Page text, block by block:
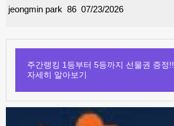
86
jeongmin park 07/23/2026
주간랭킹 1등부터 5등까지 선물권 증정!!
자세히 알아보기